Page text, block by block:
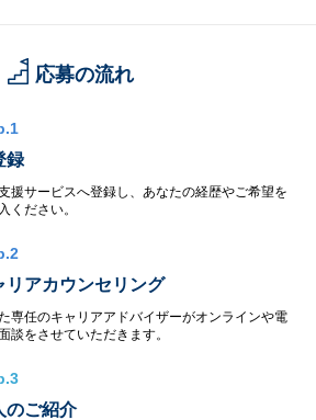
応募の流れ
録
援サービスへ登録し、あなたの経歴やご希望を
ください。
リアカウンセリング
専任のキャリアアドバイザーがオンラインや電
談をさせていただきます。
のご紹介